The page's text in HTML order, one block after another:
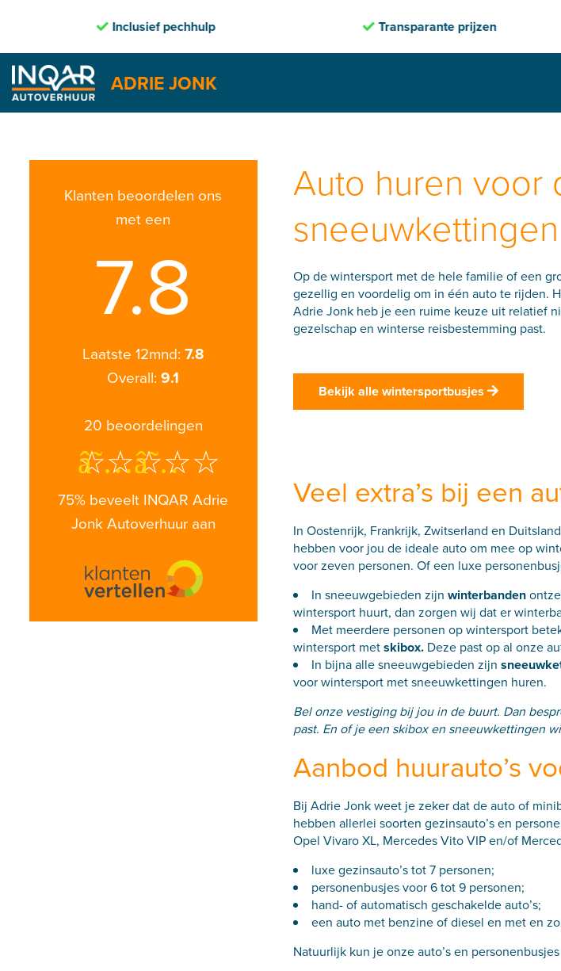
Inclusief pechhulp Transparante prijzen
ADRIE JONK
Skip
Auto huren voor
sneeuwkettingen
Op de wintersport met de hele familie of een
gezellig en voordelig om in één auto te rijden.
Adrie Jonk heb je een ruime keuze uit relatief
gezelschap en winterse reisbestemming past.
Bekijk alle wintersportbusjes
Veel extra’s bij een
In Oostenrijk, Frankrijk, Zwitserland en
hebben voor jou de ideale auto om mee op
voor zeven personen. Of een luxe
In sneeuwgebieden zijn winterbanden
wintersport huurt, dan zorgen wij dat er
Met meerdere personen op wintersport
wintersport metskibox.Deze past op al onze
In bijna alle sneeuwgebieden zijn
voor wintersport metsneeuwkettingen huren.
Bel onzevestiging bij jou in de buurt. Dan
past. En of je een skibox en sneeuwkettingen
Aanbod huurauto’s
Bij Adrie Jonk weet je zeker dat de auto of
hebben allerlei soorten gezinsauto’sen
Opel Vivaro XL, Mercedes Vito VIPen/of
luxe gezinsauto’s tot 7 personen;
personenbusjes voor 6 tot 9 personen;
hand- of automatisch geschakelde auto’s;
een auto met benzine of diesel en met en
Natuurlijk kun je onze auto’s en
Klanten beoordelen ons
met een
7.8
Laatste 12mnd: 7.8
Overall: 9.1
20 beoordelingen
â˜…â˜…â˜…â˜…â˜…
75% beveelt INQAR Adrie
Jonk Autoverhuur aan